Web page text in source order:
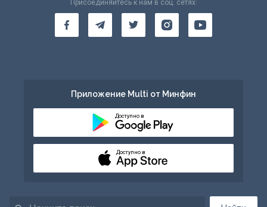
Присоединяйтесь к нам в соц. сетях:
Приложение Multi от Минфин
Доступно в
Доступно в